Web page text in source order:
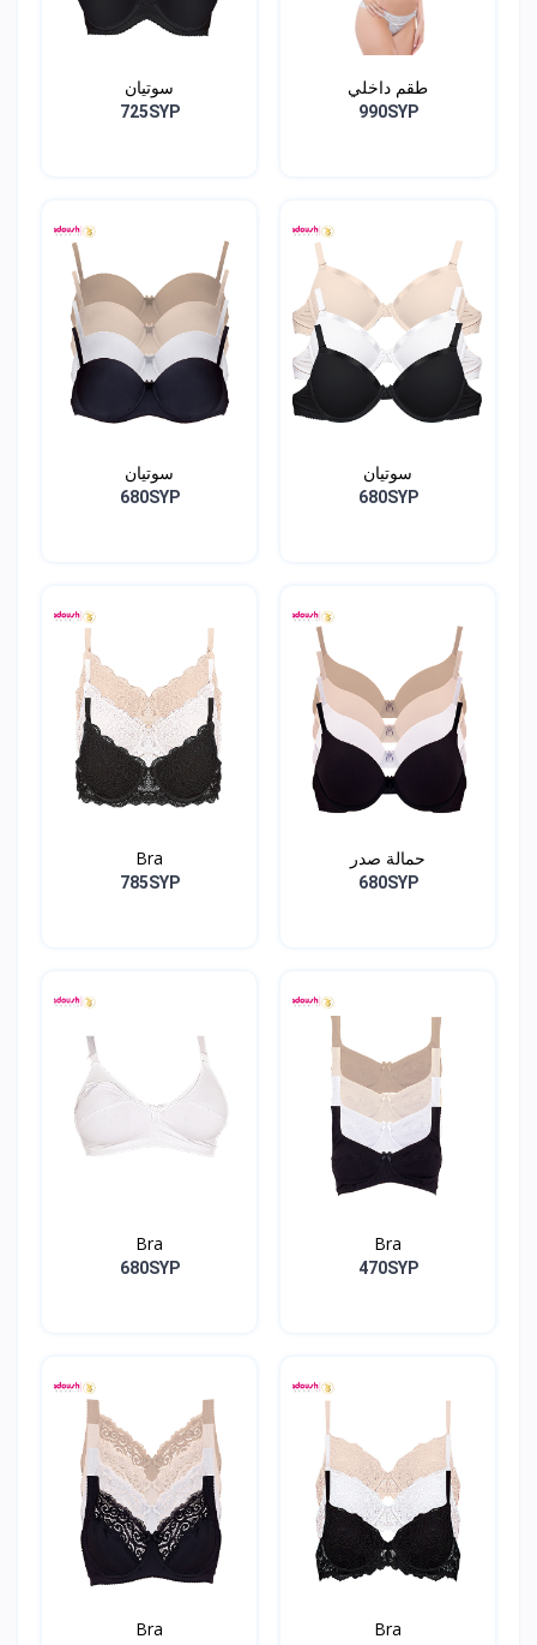
طقم داخلي
990SYP
سوتيان
725SYP
سوتيان
680SYP
سوتيان
680SYP
حمالة صدر
680SYP
Bra
785SYP
Bra
470SYP
Bra
680SYP
Bra
Bra